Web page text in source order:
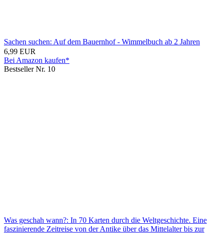
Sachen suchen: Auf dem Bauernhof - Wimmelbuch ab 2 Jahren
6,99 EUR
Bei Amazon kaufen*
Bestseller Nr. 10
Was geschah wann?: In 70 Karten durch die Weltgeschichte. Eine
faszinierende Zeitreise von der Antike über das Mittelalter bis zur